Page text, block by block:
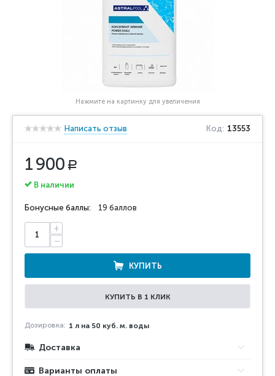
Нажмите на картинку для увеличения
Написать отзыв Код: 13553
1 900 Р
В наличии
Бонусные баллы: 19 баллов
+
−
КУПИТЬ
КУПИТЬ В 1 КЛИК
Дозировка: 1 л на 50 куб. м. воды
Доставка
Варианты оплаты